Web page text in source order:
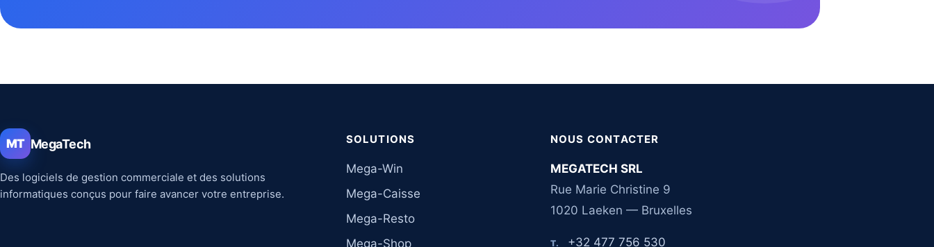
MT MegaTech
Des logiciels de gestion commerciale et des solutions
informatiques conçus pour faire avancer votre entreprise.
SOLUTIONS
Mega-Win
Mega-Caisse
Mega-Resto
Mega-Shop
NOUS CONTACTER
MEGATECH SRL
Rue Marie Christine 9
1020 Laeken — Bruxelles
T. +32 477 756 530